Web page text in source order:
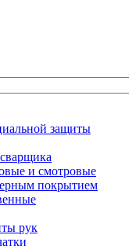
защиты
и смотровые
покрытием
рук